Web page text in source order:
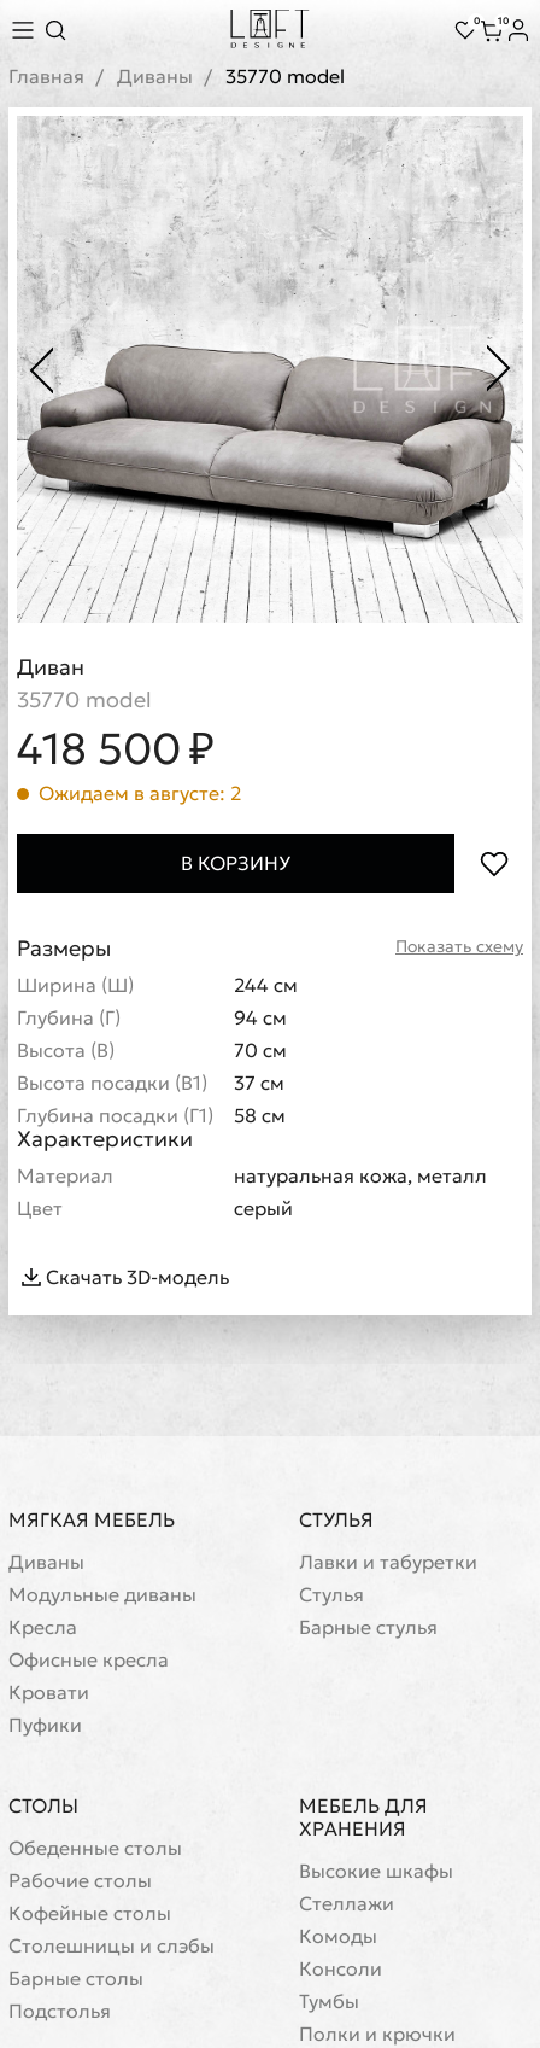
0 10
Главная Диваны 35770 model
Диван
35770 model
418 500 ₽
Ожидаем в августе: 2
В КОРЗИНУ
Показать схему
Размеры
Ширина (Ш)
244 см
Глубина (Г)
94 см
Высота (В)
70 см
Высота посадки (В1)
37 см
Глубина посадки (Г1)
58 см
Характеристики
Материал
натуральная кожа, металл
Цвет
серый
Скачать 3D-модель
МЯГКАЯ МЕБЕЛЬ
Диваны
Модульные диваны
Кресла
Офисные кресла
Кровати
Пуфики
СТУЛЬЯ
Лавки и табуретки
Стулья
Барные стулья
СТОЛЫ
Обеденные столы
Рабочие столы
Кофейные столы
Cтолешницы и слэбы
Барные столы
Подстолья
МЕБЕЛЬ ДЛЯ
ХРАНЕНИЯ
Высокие шкафы
Стеллажи
Комоды
Консоли
Тумбы
Полки и крючки